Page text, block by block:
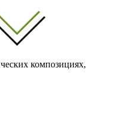
композициях,